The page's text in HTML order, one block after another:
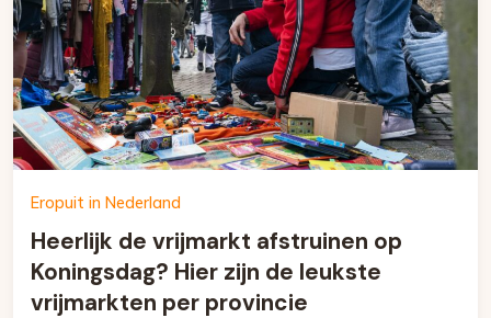
Eropuit in Nederland
Heerlijk de vrijmarkt afstruinen op
Koningsdag? Hier zijn de leukste
vrijmarkten per provincie